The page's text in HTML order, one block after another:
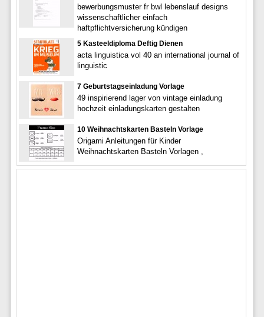
bewerbungsmuster fr bwl lebenslauf designs
wissenschaftlicher einfach
haftpflichtversicherung kündigen
5 Kasteeldiploma Deftig Dienen
acta linguistica vol 40 an international journal of
linguistic
7 Geburtstagseinladung Vorlage
49 inspirierend lager von vintage einladung
hochzeit einladungskarten gestalten
10 Weihnachtskarten Basteln Vorlage
Origami Anleitungen für Kinder
Weihnachtskarten Basteln Vorlagen ,